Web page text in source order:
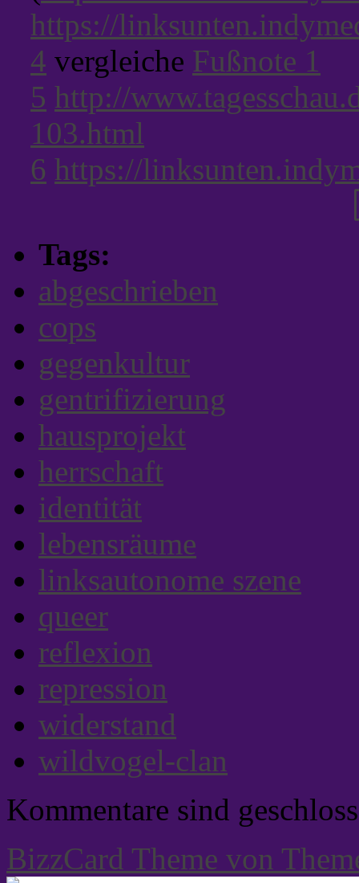
https://
4 vergleiche Fußnote 1
5 http://
103.html
6 https://
Tags:
abgeschrieben
cops
gegenkultur
gentrifizierung
hausprojekt
herrschaft
identität
lebensräume
linksautonome szene
queer
reflexion
repression
widerstand
wildvogel-clan
Kommentare sind
BizzCard Theme von